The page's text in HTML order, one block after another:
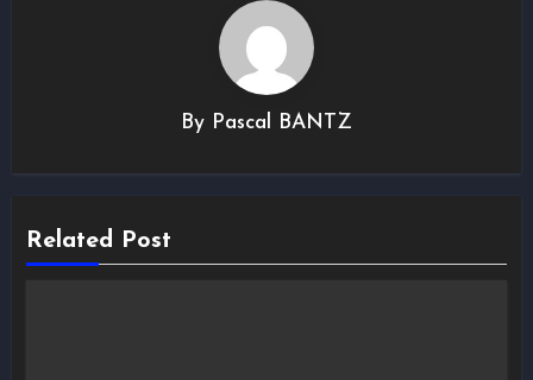
By Pascal BANTZ
Related Post